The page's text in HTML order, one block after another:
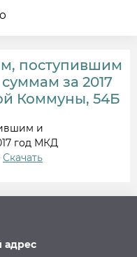
поступившим
за 2017
Коммуны, 54Б
и
год МКД
Скачать
адрес